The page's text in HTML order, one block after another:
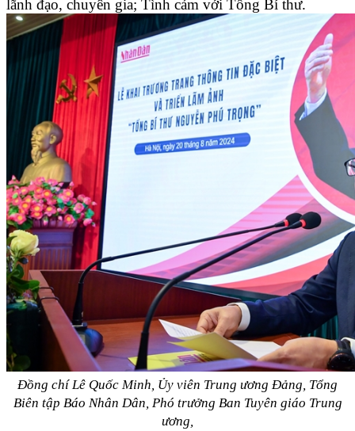
lãnh đạo, chuyên gia; Tình cảm với Tổng Bí thư.
Đồng chí Lê Quốc Minh, Ủy viên Trung ương Đảng, Tổng
Biên tập Báo Nhân Dân, Phó trưởng Ban Tuyên giáo Trung
ương,